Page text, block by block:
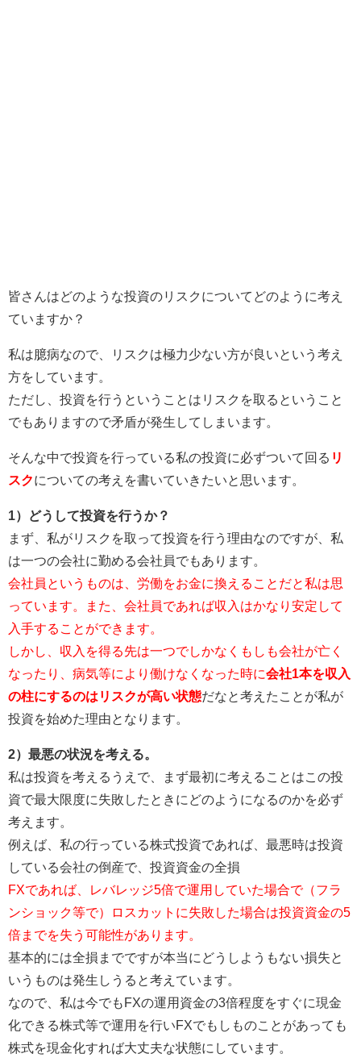
皆さんはどのような投資のリスクについてどのように考え
ていますか？
私は臆病なので、リスクは極力少ない方が良いという考え
方をしています。
ただし、投資を行うということはリスクを取るということ
でもありますので矛盾が発生してしまいます。
そんな中で投資を行っている私の投資に必ずついて回る リ
スクについての考えを書いていきたいと思います。
1）どうして投資を行うか？
まず、私がリスクを取って投資を行う理由なのですが、私
は一つの会社に勤める会社員でもあります。
会社員というものは、労働をお金に換えることだと私は思
っています。また、会社員であれば収入はかなり安定して
入手することができます。
しかし、収入を得る先は一つでしかなくもしも会社が亡く
なったり、病気等により働けなくなった時に会社1本を収入
の柱にするのはリスクが高い状態だなと考えたことが私が
投資を始めた理由となります。
2）最悪の状況を考える。
私は投資を考えるうえで、まず最初に考えることはこの投
資で最大限度に失敗したときにどのようになるのかを必ず
考えます。
例えば、私の行っている株式投資であれば、最悪時は投資
している会社の倒産で、投資資金の全損
FXであれば、レバレッジ5倍で運用していた場合で（フラ
ンショック等で）ロスカットに失敗した場合は投資資金の5
倍までを失う可能性があります。
基本的には全損までですが本当にどうしようもない損失と
いうものは発生しうると考えています。
なので、私は今でもFXの運用資金の3倍程度をすぐに現金
化できる株式等で運用を行いFXでもしものことがあっても
株式を現金化すれば大丈夫な状態にしています。